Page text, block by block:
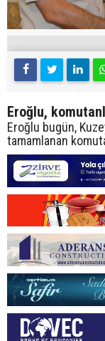
Eroğlu,
Eroğlu bugün,
tamamlanan